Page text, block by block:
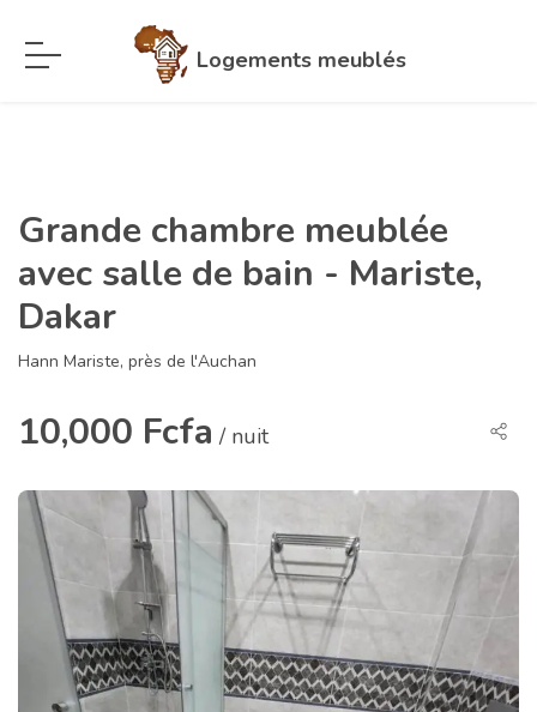
Logements meublés
Grande chambre meublée
avec salle de bain - Mariste,
Dakar
Hann Mariste, près de l'Auchan
10,000 Fcfa / nuit